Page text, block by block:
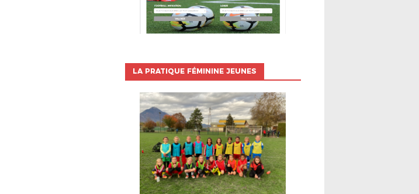
LA PRATIQUE FÉMININE JEUNES